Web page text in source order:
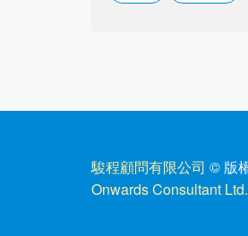
駿程顧問有限公司 © 版
Onwards Consultant Ltd.